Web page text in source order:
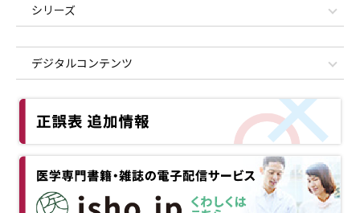
シリーズ
デジタルコンテンツ